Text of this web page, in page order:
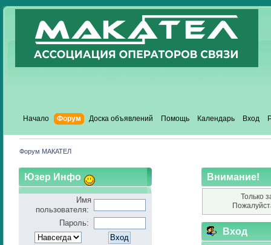
Начало Форум Доска объявлений Помощь Календарь Вход
Форум МАКАТЕЛ
Юзер Инфо
Имя
пользователя:
Пароль:
Внимание!
Только
Вход